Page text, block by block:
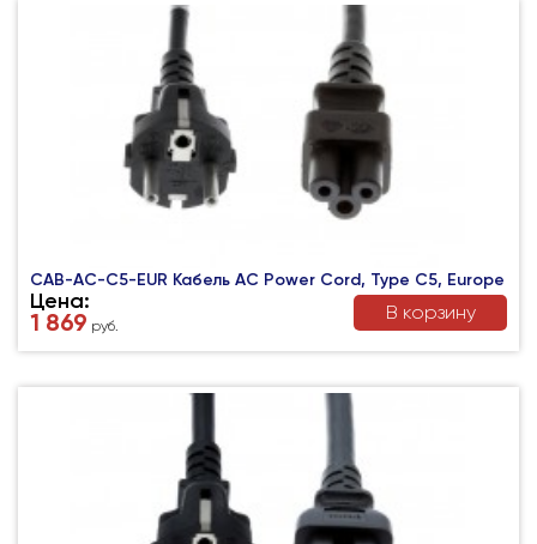
CAB-AC-C5-EUR Кабель AC Power Cord, Type C5, Europe
Цена:
1 869 руб.
В корзину